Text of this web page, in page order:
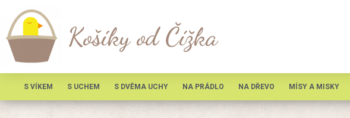
Košíky od Čížka
S VÍKEM S UCHEM S DVĚMA UCHY NA PRÁDLO NA DŘEVO MÍSY A MISKY